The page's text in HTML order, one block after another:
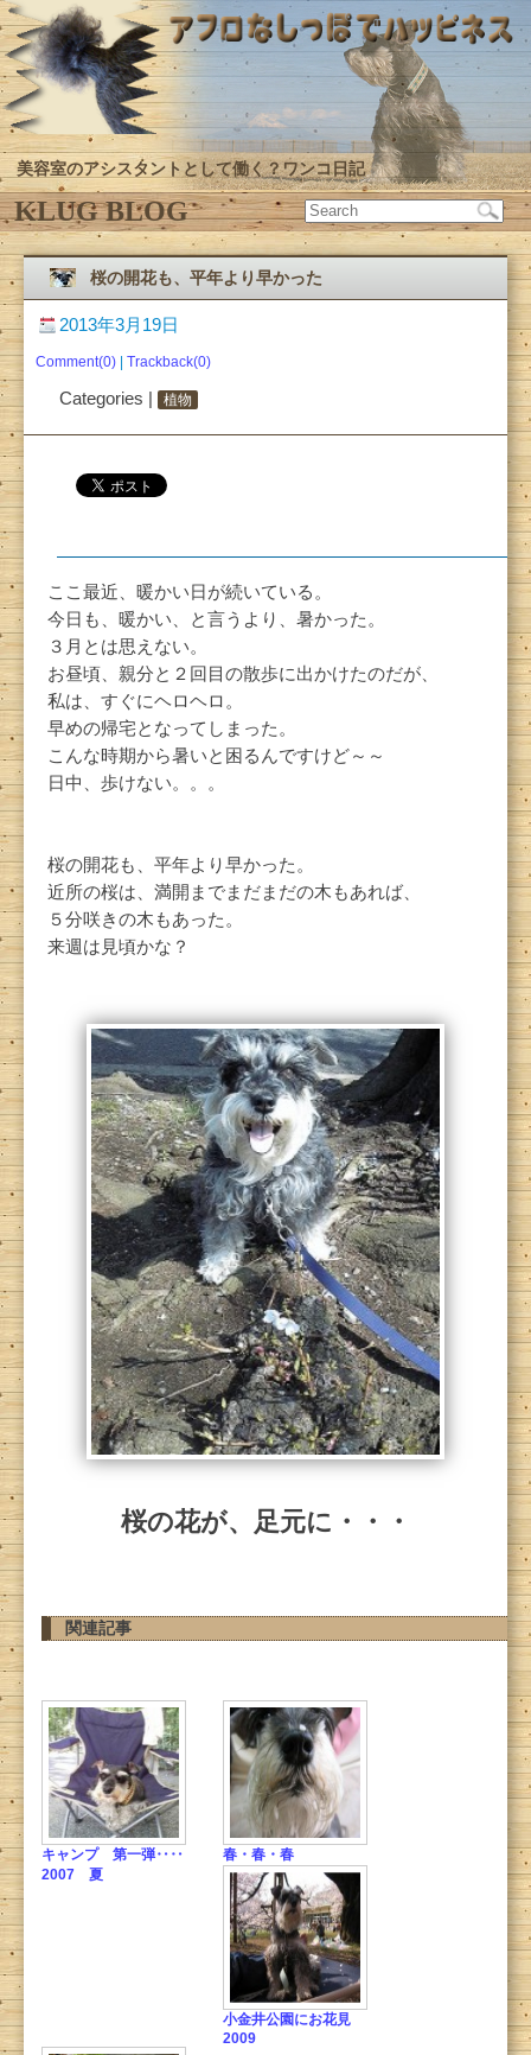
美容室のアシスタントとして働く？ワンコ日記
KLUG BLOG
桜の開花も、平年より早かった
2013年3月19日
Comment(0) Trackback(0)
Categories | 植物
ここ最近、暖かい日が続いている。
今日も、暖かい、と言うより、暑かった。
３月とは思えない。
お昼頃、親分と２回目の散歩に出かけたのだが、
私は、すぐにヘロヘロ。
早めの帰宅となってしまった。
こんな時期から暑いと困るんですけど～～
日中、歩けない。。。
桜の開花も、平年より早かった。
近所の桜は、満開までまだまだの木もあれば、
５分咲きの木もあった。
来週は見頃かな？
桜の花が、足元に・・・
関連記事
キャンプ 第一弾‥‥
2007 夏
春・春・春
小金井公園にお花見
2009